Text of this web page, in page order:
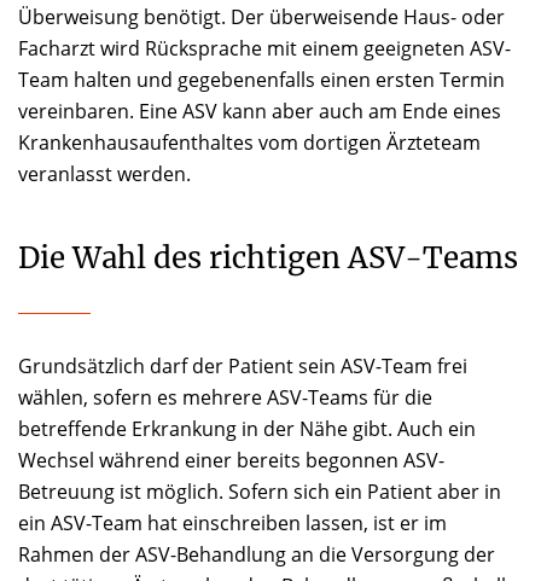
Überweisung benötigt. Der überweisende Haus- oder
Facharzt wird Rücksprache mit einem geeigneten ASV-
Team halten und gegebenenfalls einen ersten Termin
vereinbaren. Eine ASV kann aber auch am Ende eines
Krankenhausaufenthaltes vom dortigen Ärzteteam
veranlasst werden.
Die Wahl des richtigen ASV-Teams
Grundsätzlich darf der Patient sein ASV-Team frei
wählen, sofern es mehrere ASV-Teams für die
betreffende Erkrankung in der Nähe gibt. Auch ein
Wechsel während einer bereits begonnen ASV-
Betreuung ist möglich. Sofern sich ein Patient aber in
ein ASV-Team hat einschreiben lassen, ist er im
Rahmen der ASV-Behandlung an die Versorgung der